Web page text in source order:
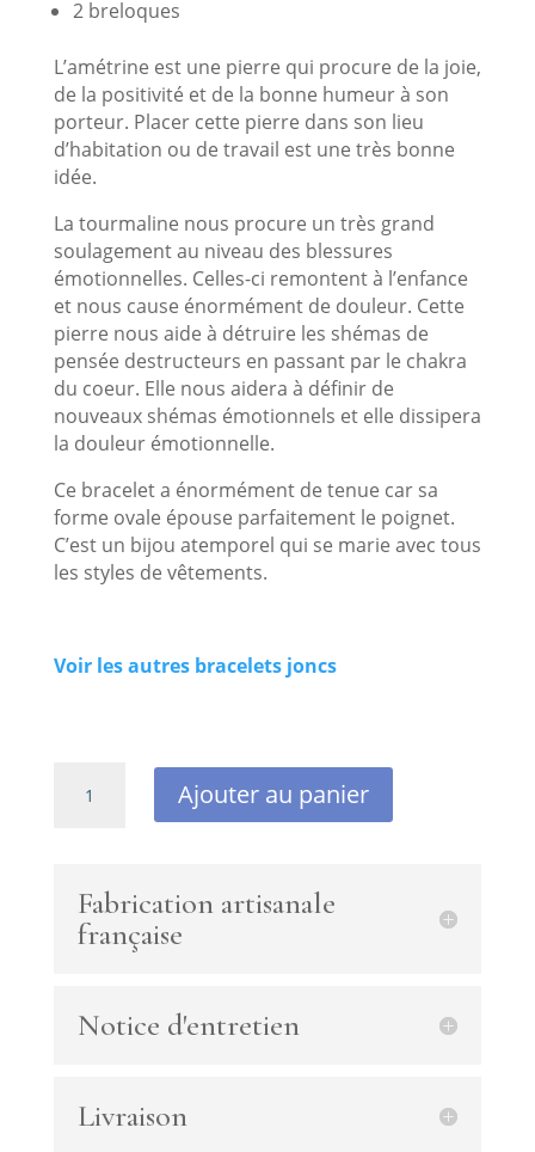
2 breloques
L’amétrine est une pierre qui procure de la joie,
de la positivité et de la bonne humeur à son
porteur. Placer cette pierre dans son lieu
d’habitation ou de travail est une très bonne
idée.
La tourmaline nous procure un très grand
soulagement au niveau des blessures
émotionnelles. Celles-ci remontent à l’enfance
et nous cause énormément de douleur. Cette
pierre nous aide à détruire les shémas de
pensée destructeurs en passant par le chakra
du coeur. Elle nous aidera à définir de
nouveaux shémas émotionnels et elle dissipera
la douleur émotionnelle.
Ce bracelet a énormément de tenue car sa
forme ovale épouse parfaitement le poignet.
C’est un bijou atemporel qui se marie avec tous
les styles de vêtements.
Voir les autres bracelets joncs
plaqué
tourmaline,
Bohème
Ajouter au panier
Fabrication artisanale
française
Notice d'entretien
Livraison